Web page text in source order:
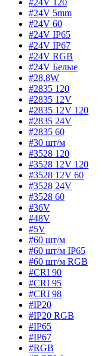
#24V 120
#24V 5mm
#24V 60
#24V IP65
#24V IP67
#24V RGB
#24V Белые
#28,8W
#2835 120
#2835 12V
#2835 12V 120
#2835 24V
#2835 60
#30 шт/м
#3528 120
#3528 12V 120
#3528 12V 60
#3528 24V
#3528 60
#36V
#48V
#5V
#60 шт/м
#60 шт/м IP65
#60 шт/м RGB
#CRI 90
#CRI 95
#CRI 98
#IP20
#IP20 RGB
#IP65
#IP67
#RGB